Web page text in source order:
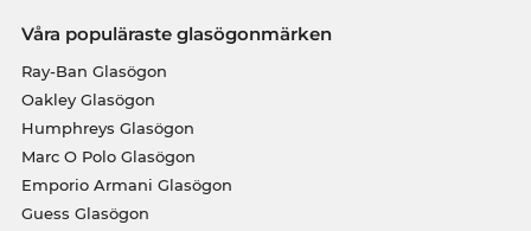
Våra populäraste glasögonmärken
Ray-Ban Glasögon
Oakley Glasögon
Humphreys Glasögon
Marc O Polo Glasögon
Emporio Armani Glasögon
Guess Glasögon